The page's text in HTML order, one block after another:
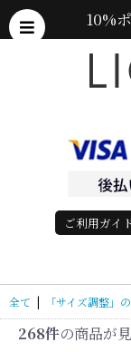
10%
ご利用ガイ
全て | 「サイズ調整」
268件の商品が